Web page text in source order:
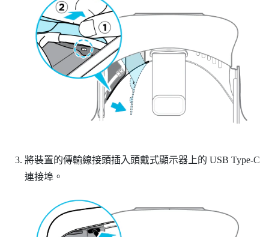
將裝置的傳輸線接頭插入頭戴式顯示器上的 USB Type-C
連接埠。